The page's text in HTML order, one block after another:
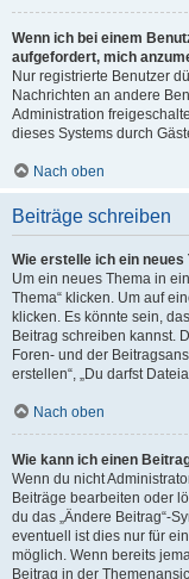
Wenn ich bei einem
aufgefordert, mich
Nur registrierte Benutzer
Nachrichten an andere
Administration
dieses Systems durch
Nach oben
Beiträge schreiben
Wie erstelle ich ein
Um ein neues Thema in
Thema“ klicken. Um auf
klicken. Es könnte sein,
Beitrag schreiben kannst.
Foren- und der
erstellen“, „Du darfst
Nach oben
Wie kann ich einen
Wenn du nicht
Beiträge bearbeiten oder
du das „Ändere Beitrag“-
eventuell ist dies nur für
möglich. Wenn bereits
Beitrag in der